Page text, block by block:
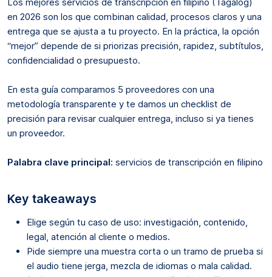
en 2026 son los que combinan calidad, procesos claros y una
entrega que se ajusta a tu proyecto. En la práctica, la opción
“mejor” depende de si priorizas precisión, rapidez, subtítulos,
confidencialidad o presupuesto.
En esta guía comparamos 5 proveedores con una
metodología transparente y te damos un checklist de
precisión para revisar cualquier entrega, incluso si ya tienes
un proveedor.
Palabra clave principal: servicios de transcripción en filipino
Key takeaways
Elige según tu caso de uso: investigación, contenido,
legal, atención al cliente o medios.
Pide siempre una muestra corta o un tramo de prueba si
el audio tiene jerga, mezcla de idiomas o mala calidad.